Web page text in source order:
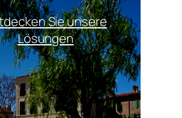
Sie unsere
Lösungen